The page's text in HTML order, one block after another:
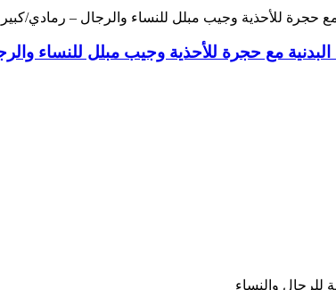
مع حجرة للأحذية وجيب مبلل للنساء